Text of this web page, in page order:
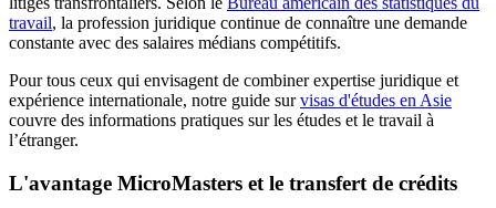
travail, la profession juridique continue de connaître une demande
constante avec des salaires médians compétitifs.
Pour tous ceux qui envisagent de combiner expertise juridique et
expérience internationale, notre guide survisas d'études en Asie
couvre des informations pratiques sur les études et le travail à
l’étranger.
L'avantage MicroMasters et le transfert de crédits